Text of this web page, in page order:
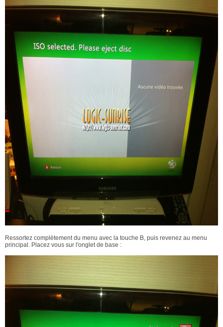
Ressortez complètement du menu avec la touche B, puis revenez au menu
principal. Placez vous sur l'onglet de base :